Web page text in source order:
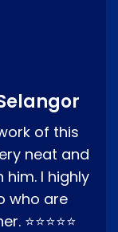
of this
neat and
him. I highly
who are